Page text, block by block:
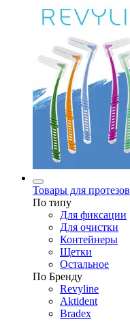
Товары для протезов
По типу
Для фиксации
Для очистки
Контейнеры
Щетки
Остальное
По Бренду
Revyline
Aktident
Bradex